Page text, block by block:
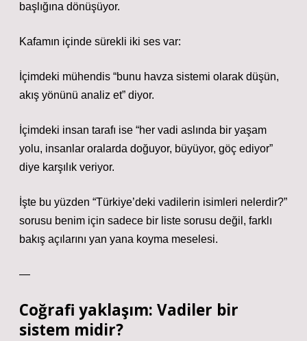
başlığına dönüşüyor.
Kafamın içinde sürekli iki ses var:
İçimdeki mühendis “bunu havza sistemi olarak düşün,
akış yönünü analiz et” diyor.
İçimdeki insan tarafı ise “her vadi aslında bir yaşam
yolu, insanlar oralarda doğuyor, büyüyor, göç ediyor”
diye karşılık veriyor.
İşte bu yüzden “Türkiye’deki vadilerin isimleri nelerdir?”
sorusu benim için sadece bir liste sorusu değil, farklı
bakış açılarını yan yana koyma meselesi.
—
Coğrafi yaklaşım: Vadiler bir
sistem midir?